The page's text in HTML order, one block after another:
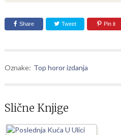
Share Tweet Pin it
Oznake: Top horor izdanja
Slične Knjige